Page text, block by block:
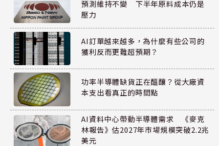
預測維持不變 下半年原料成本仍是
壓力
AI訂單越來越多，為什麼有些公司的
獲利反而更難超預期？
功率半導體缺貨正在醞釀？從大廠資
本支出看真正的時間點
AI資料中心帶動半導體需求 《麥克
林報告》估2027年市場規模突破2.2兆
美元